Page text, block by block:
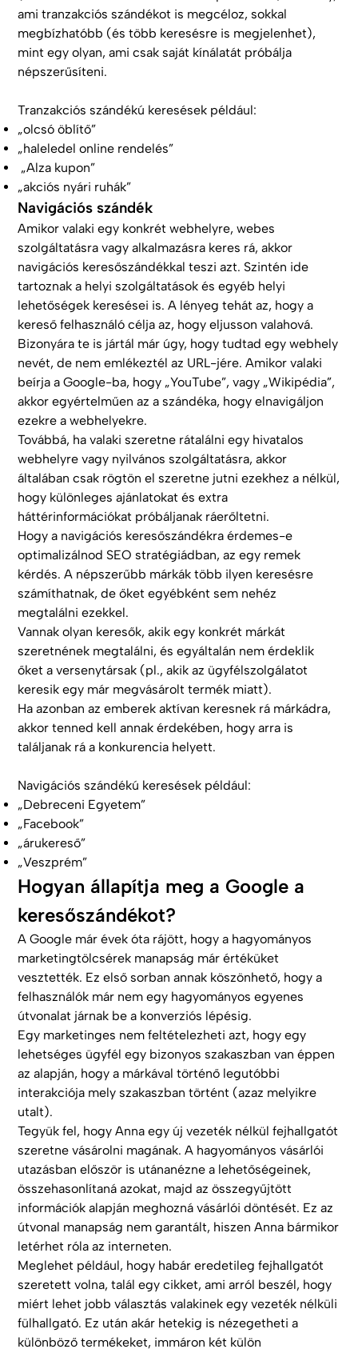
ami tranzakciós szándékot is megcéloz, sokkal
megbízhatóbb (és több keresésre is megjelenhet),
mint egy olyan, ami csak saját kínálatát próbálja
népszerűsíteni.
Tranzakciós szándékú keresések például:
„olcsó öblítő”
„haleledel online rendelés”
„Alza kupon”
„akciós nyári ruhák”
Navigációs szándék
Amikor valaki egy konkrét webhelyre, webes
szolgáltatásra vagy alkalmazásra keres rá, akkor
navigációs keresőszándékkal teszi azt. Szintén ide
tartoznak a helyi szolgáltatások és egyéb helyi
lehetőségek keresései is. A lényeg tehát az, hogy a
kereső felhasználó célja az, hogy eljusson valahová.
Bizonyára te is jártál már úgy, hogy tudtad egy webhely
nevét, de nem emlékeztél az URL-jére. Amikor valaki
beírja a Google-ba, hogy „YouTube”, vagy „Wikipédia”,
akkor egyértelműen az a szándéka, hogy elnavigáljon
ezekre a webhelyekre.
Továbbá, ha valaki szeretne rátalálni egy hivatalos
webhelyre vagy nyilvános szolgáltatásra, akkor
általában csak rögtön el szeretne jutni ezekhez a nélkül,
hogy különleges ajánlatokat és extra
háttérinformációkat próbáljanak ráerőltetni.
Hogy a navigációs keresőszándékra érdemes-e
optimalizálnod SEO stratégiádban, az egy remek
kérdés. A népszerűbb márkák több ilyen keresésre
számíthatnak, de őket egyébként sem nehéz
megtalálni ezekkel.
Vannak olyan keresők, akik egy konkrét márkát
szeretnének megtalálni, és egyáltalán nem érdeklik
őket a versenytársak (pl., akik az ügyfélszolgálatot
keresik egy már megvásárolt termék miatt).
Ha azonban az emberek aktívan keresnek rá márkádra,
akkor tenned kell annak érdekében, hogy arra is
találjanak rá a konkurencia helyett.
Navigációs szándékú keresések például:
„Debreceni Egyetem”
„Facebook”
„árukereső”
„Veszprém”
Hogyan állapítja meg a Google a
keresőszándékot?
A Google már évek óta rájött, hogy a hagyományos
marketingtölcsérek manapság már értéküket
vesztették. Ez első sorban annak köszönhető, hogy a
felhasználók már nem egy hagyományos egyenes
útvonalat járnak be a konverziós lépésig.
Egy marketinges nem feltételezheti azt, hogy egy
lehetséges ügyfél egy bizonyos szakaszban van éppen
az alapján, hogy a márkával történő legutóbbi
interakciója mely szakaszban történt (azaz melyikre
utalt).
Tegyük fel, hogy Anna egy új vezeték nélkül fejhallgatót
szeretne vásárolni magának. A hagyományos vásárlói
utazásban először is utánanézne a lehetőségeinek,
összehasonlítaná azokat, majd az összegyűjtött
információk alapján meghozná vásárlói döntését. Ez az
útvonal manapság nem garantált, hiszen Anna bármikor
letérhet róla az interneten.
Meglehet például, hogy habár eredetileg fejhallgatót
szeretett volna, talál egy cikket, ami arról beszél, hogy
miért lehet jobb választás valakinek egy vezeték nélküli
fülhallgató. Ez után akár hetekig is nézegetheti a
különböző termékeket, immáron két külön